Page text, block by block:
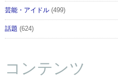
芸能・アイドル (499)
話題 (624)
コンテンツ